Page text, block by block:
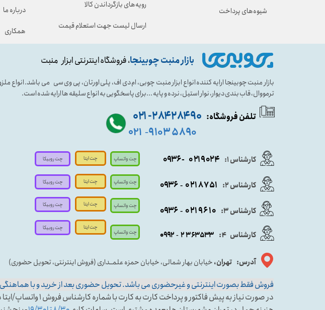
بازار منبت چوبینجا، فروشگاه اینترنتی ابزار منبت
بازار منبت چوبینجا ارایه کننده انواع ابزار منبت چوبی، ام دی اف، پلی اورتان، پی وی سی می باشد. انواع
ترمووال، قاب بندی دیوار، نوار استیل، نرده و پایه ...برای پاسخگویی به انواع سلیقه ها ارایه شده است.
کارشناس ۱: ۰۲۱۹۰۲۴ - ۰۹۳۶
آدرس: تهران،خیابان بهار شمالی، خیابان حمزه علمــداری (فروش اینترنتی، تحویل حضوری)
تلفن فروشگاه: ۹۰ ۲۸۴ ۲۸۴- ۰۲۱
۵۸۹۰ ۹۱۰۳ -۰۲۱
کارشناس ۳: ۰۲۱۹۶۱۰ -۰۹۳۶
فروش فقط بصورت اینترنتی و غیرحضوری می باشد. تحویل حضوری بعد از خرید و با هماهنگی
در صورت نیاز به پیش فاکتور و پرداخت کارت به کارت با شماره کارشناس فروش ۱ واتساپ/ایتا در تماس باشید.
کارشناس ۲: ۰۲۱۸۷۵۱ - ۰۹۳۶
کارشناس 4
: ۲۳۶۳۵۳۳ - ۰۹۹۲
چت واتساپ
چت واتساپ
چت واتساپ
چت واتساپ
چت ایتا
چت ایتا
چت ایتا
چت ایتا
چت روبیکا
چت روبیکا
چت روبیکا
چت روبیکا
شیوه‌های پرداخت
رویه‌های بازگرداندن کالا
ارسال لیست جهت استعلام قیمت
درباره ما
همکاری